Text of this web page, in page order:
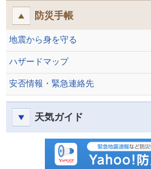
防災手帳
地震から身を守る
ハザードマップ
安否情報・緊急連絡先
天気ガイド